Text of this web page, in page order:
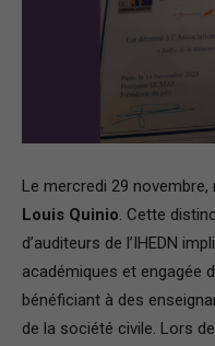
Le mercredi 29
Louis Quinio. Cette
d’auditeurs de l’IHEDN
académiques et engagée
bénéficiant à des
de la société civile. Lors